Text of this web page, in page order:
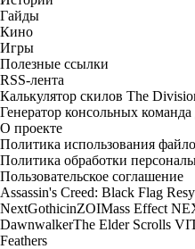
Гайды
Кино
Игры
Полезные ссылки
RSS-лента
Калькулятор скилов The
Генератор консольных
О проекте
Политика использования
Политика обработки
Пользовательское соглашение
Assassin's Creed: Black Flag
NextGothicinZOIMass Effect
DawnwalkerThe Elder Scrolls VI
Feathers